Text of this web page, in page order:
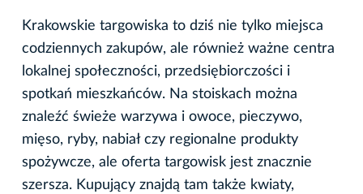
Krakowskie targowiska to dziś nie tylko miejsca
codziennych zakupów, ale również ważne centra
lokalnej społeczności, przedsiębiorczości i
spotkań mieszkańców. Na stoiskach można
znaleźć świeże warzywa i owoce, pieczywo,
mięso, ryby, nabiał czy regionalne produkty
spożywcze, ale oferta targowisk jest znacznie
szersza. Kupujący znajdą tam także kwiaty,